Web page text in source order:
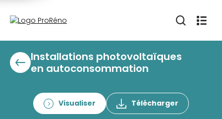
Installations photovoltaïques
en autoconsommation
Visualiser Télécharger